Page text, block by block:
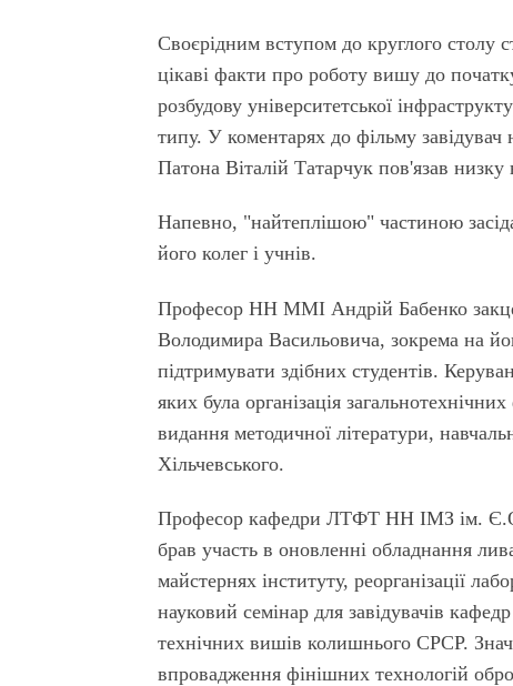
Своєрідним вступом до круглого столу
цікаві факти про роботу вишу до
розбудову університетської
типу. У коментарях до фільму
Патона Віталій Татарчук пов'язав низку
Напевно, "найтеплішою" частиною
його колег і учнів.
Професор НН ММІ Андрій Бабенко
Володимира Васильовича, зокрема на
підтримувати здібних студентів.
яких була організація
видання методичної літератури,
Хільчевського.
Професор кафедри ЛТФТ НН ІМЗ ім.
брав участь в оновленні обладнання
майстернях інституту, реорганізації
науковий семінар для завідувачів
технічних вишів колишнього СРСР.
впровадження фінішних технологій